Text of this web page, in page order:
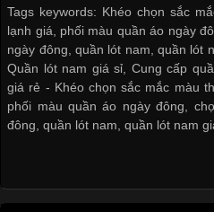
Tags keywords: Khéo chọn sắc
lạnh giá, phối màu quần áo ngày
ngày đông, quần lót nam, quần lót
Quần lót nam giá sỉ
Cung cấp
giá rẻ - Khéo chọn sắc mắc màu
phối màu quần áo ngày đông
đông ,quần lót nam ,quần lót nam